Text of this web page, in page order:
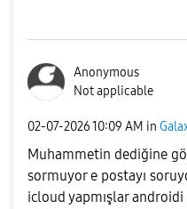
Anonymous
Not applicable
‎02-07-202610:09 AM in
Muhammetin dediğine
sormuyor e postayı
icloud yapmışlar